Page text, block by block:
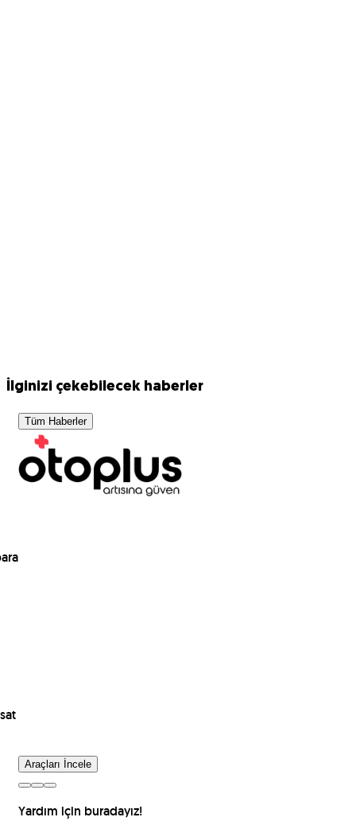
İlginizi çekebilecek haberler
Tüm Haberler
Araçları İncele
Yardım için buradayız!